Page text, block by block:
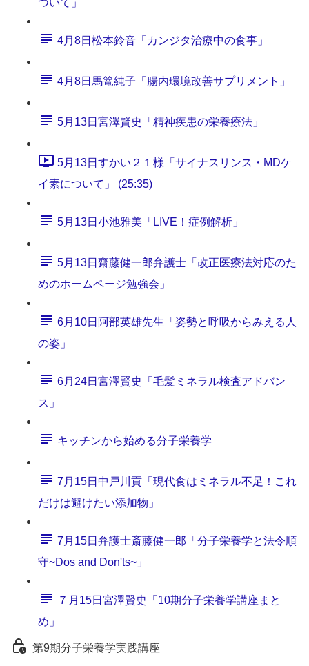
ついて」
4月8日松本鈴音「カンジタ治療中の食事」
4月8日馬篭純子「腸内環境改善サプリメント」
5月13日宮澤賢史「精神疾患の栄養療法」
5月13日すかい２１様「サイナスリンス・MDケ
イ素について」 (25:35)
5月13日小池雅美「LIVE！症例解析」
5月13日齋藤健一郎弁護士「改正医療法対応のた
めのホームページ勉強会」
6月10日阿部英雄先生「姿勢と呼吸からみえる人
の姿」
6月24日宮澤賢史「毛髪ミネラル検査アドバン
ス」
キッチンから始める分子栄養学
7月15日中戸川貢「現代食はミネラル不足！これ
だけは避けたい添加物」
7月15日弁護士斎藤健一郎「分子栄養学と法令順
守~Dos and Don'ts~」
７月15日宮澤賢史「10期分子栄養学講座まと
め」
第9期分子栄養学実践講座